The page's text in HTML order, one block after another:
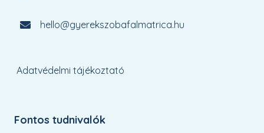
hello@gyerekszobafalmatrica.hu
Adatvédelmi tájékoztató
Fontos tudnivalók